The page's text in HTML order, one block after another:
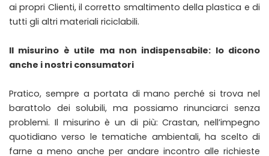
ai propri Clienti, il corretto smaltimento della plastica e di
tutti gli altri materiali riciclabili.
Il misurino è utile ma non indispensabile: lo dicono
anche i nostri consumatori
Pratico, sempre a portata di mano perché si trova nel
barattolo dei solubili, ma possiamo rinunciarci senza
problemi. Il misurino è un di più: Crastan, nell’impegno
quotidiano verso le tematiche ambientali, ha scelto di
farne a meno anche per andare incontro alle richieste